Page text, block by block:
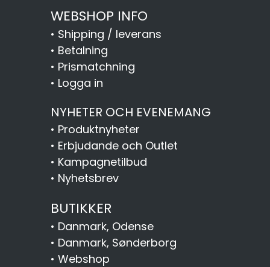
WEBSHOP INFO
• Shipping / leverans
• Betalning
• Prismatchning
• Logga in
NYHETER OCH EVENEMANG
• Produktnyheter
• Erbjudande och Outlet
• Kampagnetilbud
• Nyhetsbrev
BUTIKKER
• Danmark, Odense
• Danmark, Sønderborg
• Webshop